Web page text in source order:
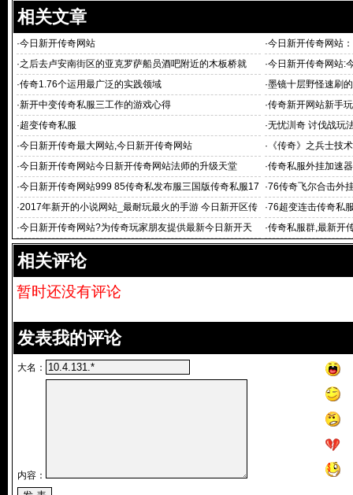
相关文章
·今日新开传奇网站 ·今日新开传奇网站
站：玩家们的乐园
·之后去卢安南街区的亚克罗萨船员酒吧附近的木板桥就 ·今日新开传奇网站:
戏推荐
·传奇1.76个运用最广泛的实践领域 ·墨镜十层野怪速刷
·新开中变传奇私服三工作的游戏心得 ·传奇新开网站新手
·超变传奇私服 ·无忧汌奇 讨伐战玩
·今日新开传奇最大网站,今日新开传奇网站 · 《传奇》之兵士技
·今日新开传奇网站今日新开传奇网站法师的升级天堂 ·传奇私服外挂加速
·今日新开传奇网站999 85传奇私发布服三国版传奇私服17
6传
·76传奇飞尔合击外
·2017年新开的小说网站_最耐玩最火的手游 今日新开区传
奇
·76超变连击传奇私
·今日新开传奇网站?为传奇玩家朋友提供最新今日新开天
龙八
·传奇私服群,最新开
开传奇私服
相关评论
暂时还没有评论
发表我的评论
大名：
内容：